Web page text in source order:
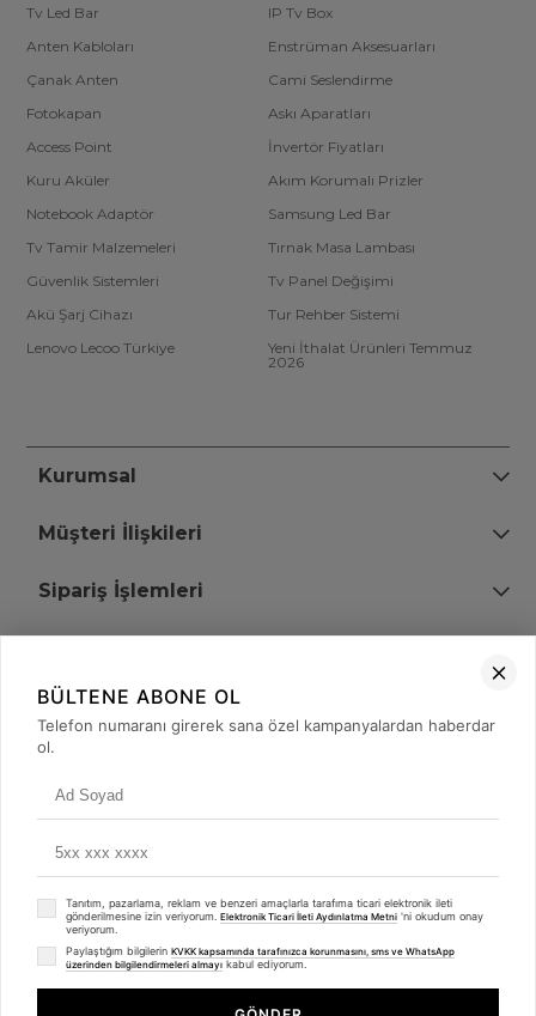
Tv Led Bar
IP Tv Box
Anten Kabloları
Enstrüman Aksesuarları
Çanak Anten
Cami Seslendirme
Fotokapan
Askı Aparatları
Access Point
İnvertör Fiyatları
Kuru Aküler
Akım Korumalı Prizler
Notebook Adaptör
Samsung Led Bar
Tv Tamir Malzemeleri
Tırnak Masa Lambası
Güvenlik Sistemleri
Tv Panel Değişimi
Akü Şarj Cihazı
Tur Rehber Sistemi
Lenovo Lecoo Türkiye
Yeni İthalat Ürünleri Temmuz
2026
Kurumsal
Müşteri İlişkileri
Sipariş İşlemleri
+90 (850) 473 08 08
© 2008 - 2026merterelektronik.com
- Tüm Hakları Saklıdır. Kredi kartı bilgileriniz 256bit SSL sertifikası ile
Whatsapp
BÜLTENE ABONE OL
Telefon numaranı girerek sana özel kampanyalardan haberdar
ol.
Tanıtım, pazarlama, reklam ve benzeri amaçlarla tarafıma ticari elektronik ileti
gönderilmesine izin veriyorum. Elektronik Ticari İleti Aydınlatma Metni 'ni okudum onay
veriyorum.
Paylaştığım bilgilerin KVKK kapsamında tarafınızca korunmasını, sms ve WhatsApp
üzerinden bilgilendirmeleri almayı kabul ediyorum.